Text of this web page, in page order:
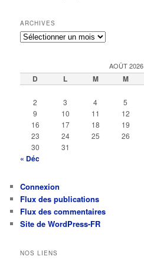
ARCHIVES
Archives
AOÛT 2026
D L M M
2
3 4 5
9
10 11 12
16
17 18 19
23
24 25 26
30
31
« Déc
Connexion
Flux des publications
Flux des commentaires
Site de WordPress-FR
NOS LIENS